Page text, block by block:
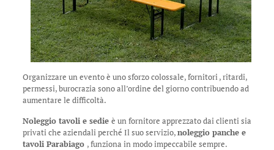
Organizzare un evento è uno sforzo colossale, fornitori , ritardi,
permessi, burocrazia sono all’ordine del giorno contribuendo ad
aumentare le difficoltà.
Noleggio tavoli e sedie è un fornitore apprezzato dai clienti sia
privati che aziendali perché Il suo servizio,noleggio panche e
tavoli Parabiago , funziona in modo impeccabile sempre.